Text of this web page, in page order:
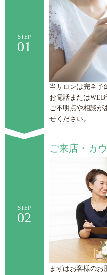
STEP
01
当サロンは完全予
お電話またはWEB
ご不明点や相談が
せください。
STEP
02
ご来店・カ
まずはお客様のお